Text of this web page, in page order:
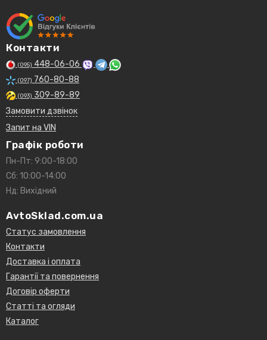
Контакти
(095) 448-06-06
(097) 760-80-88
(093) 309-89-89
Замовити дзвінок
Запит на VIN
Графік роботи
Пн-Пт: 9:00-18:00
Сб: 10:00-14:00
Нд: Вихідний
AvtoSklad.com.ua
Статус замовлення
Контакти
Доставка і оплата
Гарантії та повернення
Договір оферти
Статті та огляди
Каталог